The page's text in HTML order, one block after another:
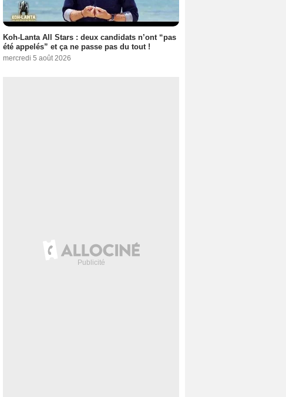
Koh-Lanta All Stars : deux candidats n’ont “pas
été appelés” et ça ne passe pas du tout !
mercredi 5 août 2026